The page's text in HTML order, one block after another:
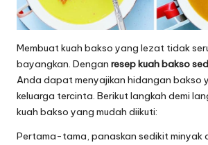
Membuat kuah bakso yang lezat tidak
bayangkan. Dengan resep kuah bakso
Anda dapat menyajikan hidangan bakso
keluarga tercinta. Berikut langkah demi
kuah bakso yang mudah diikuti:
Pertama-tama, panaskan sedikit minyak